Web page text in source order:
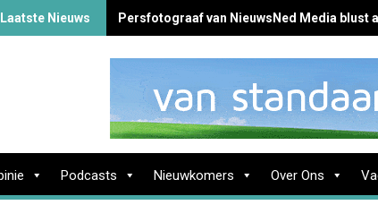
Laatste Nieuws Persfotograaf van NieuwsNed Media blust
Podcasts Nieuwkomers Over Ons